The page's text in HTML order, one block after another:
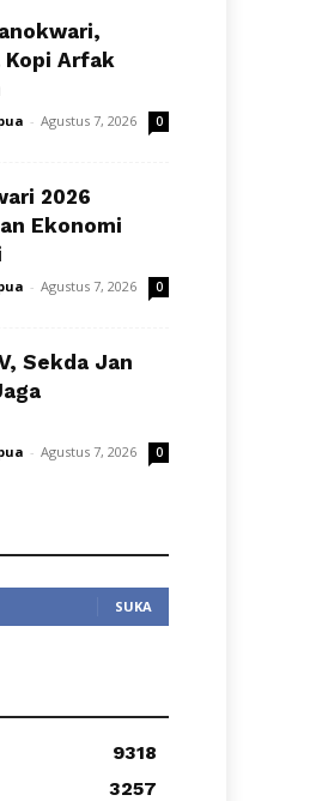
Kopi Arfak
- Agustus 7, 2026 0
2026
Ekonomi
- Agustus 7, 2026 0
Sekda Jan
- Agustus 7, 2026 0
SUKA
9318
3257